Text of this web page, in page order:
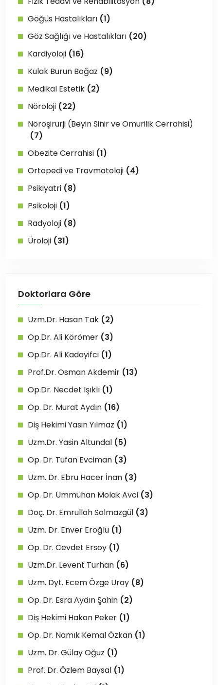
Göğüs Hastalıkları (1)
Göz Sağlığı ve Hastalıkları (20)
Kardiyoloji (16)
Kulak Burun Boğaz (9)
Medikal Estetik (2)
Nöroloji (22)
Nöroşirurji (Beyin Sinir ve Omurilik Cerrahisi)
(7)
Obezite Cerrahisi (1)
Ortopedi ve Travmatoloji (4)
Psikiyatri (8)
Psikoloji (1)
Radyoloji (8)
Üroloji (31)
Doktorlara Göre
Uzm.Dr. Hasan Tak (2)
Op.Dr. Ali Körömer (3)
Op.Dr. Ali Kadayifci (1)
Prof.Dr. Osman Akdemir (13)
Op.Dr. Necdet Işıklı (1)
Op. Dr. Murat Aydın (16)
Diş Hekimi Yasin Yılmaz (1)
Uzm.Dr. Yasin Altundal (5)
Op. Dr. Tufan Evciman (3)
Uzm. Dr. Ebru Hacer İnan (3)
Op. Dr. Ümmühan Molak Avci (3)
Doç. Dr. Emrullah Solmazgül (3)
Uzm. Dr. Enver Eroğlu (1)
Op. Dr. Cevdet Ersoy (1)
Uzm.Dr. Levent Turhan (6)
Uzm. Dyt. Ecem Özge Uray (8)
Op. Dr. Esra Aydın Şahin (2)
Diş Hekimi Hakan Peker (1)
Op. Dr. Namık Kemal Özkan (1)
Uzm. Dr. Gülay Oğuz (1)
Prof. Dr. Özlem Baysal (1)